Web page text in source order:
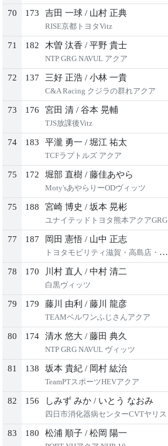
70 173 吉田 一球 / 山村 正典
RISE京都トヨタVitz
71 182 木曽 汰香 / 平野 貴士
NTP GRG NAVUL アクア
72 137 三好 正浩 / 小林 一貴
C&A Racing クジラの群れアクア
73 176 宮田 清 / 谷本 晃輔
TJS放課後Vitz
74 183 平瀧 勇一 / 堀江 祐太
TCFラプトルズ アクア
75 172 堀部 直樹 / 藤佳あやら
Moty'sあやらりーODヴィッツ
75 188 宮崎 博史 / 坂本 晃彬
ユナイテッドトヨタ熊本アクアGRG
77 187 岡田 憲悟 / 山中 正志
トヨタモビリティ滋賀・高島店・地元アクア
78 170 川村 直人 / 中村 清二
白黒ヴィッツ
79 179 藤川 由利 / 藤川 龍彦
TEAMベルワンふじさんアクア
80 174 清水 悠大 / 藤田 典久
NTP GRG NAVUL ヴィッツ
81 138 坂本 貴紀 / 岡村 紘治
TeamPTスポーツHEVアクア
82 156 しみず みか / いとう なおみ
四日市消化器病センターCVTヤリス
83 180 松浦 順子 / 松岡 陽一